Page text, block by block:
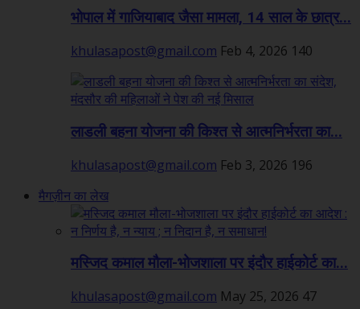
भोपाल में गाजियाबाद जैसा मामला, 14 साल के छात्र...
khulasapost@gmail.com Feb 4, 2026 140
लाडली बहना योजना की किश्त से आत्मनिर्भरता का...
khulasapost@gmail.com Feb 3, 2026 196
मैगज़ीन का लेख
मस्जिद कमाल मौला-भोजशाला पर इंदौर हाईकोर्ट का...
khulasapost@gmail.com May 25, 2026 47